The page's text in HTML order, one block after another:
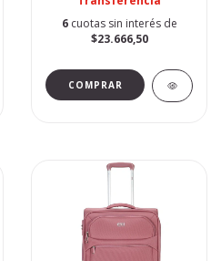
6 cuotas sin interés de
$23.666,50